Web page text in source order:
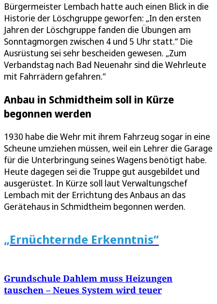
Bürgermeister Lembach hatte auch einen Blick in die
Historie der Löschgruppe geworfen: „In den ersten
Jahren der Löschgruppe fanden die Übungen am
Sonntagmorgen zwischen 4 und 5 Uhr statt.“ Die
Ausrüstung sei sehr bescheiden gewesen. „Zum
Verbandstag nach Bad Neuenahr sind die Wehrleute
mit Fahrrädern gefahren.“
Anbau in Schmidtheim soll in Kürze
begonnen werden
1930 habe die Wehr mit ihrem Fahrzeug sogar in eine
Scheune umziehen müssen, weil ein Lehrer die Garage
für die Unterbringung seines Wagens benötigt habe.
Heute dagegen sei die Truppe gut ausgebildet und
ausgerüstet. In Kürze soll laut Verwaltungschef
Lembach mit der Errichtung des Anbaus an das
Gerätehaus in Schmidtheim begonnen werden.
„Ernüchternde Erkenntnis“
Grundschule Dahlem muss Heizungen
tauschen – Neues System wird teuer